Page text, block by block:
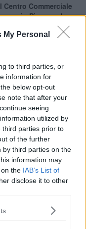
My Personal
to third parties, or
information for
below opt-out
note that after your
seeing
utilized by
third parties prior to
of the further
by third parties on the
information may
the IAB’s List of
disclose it to other
Centro Commerciale
Pisa, con la
Pisano, il patrocinio e il
il patrocinio del
Camera di
Pisa, Sib
a conferma di
Naturale,
dell’evento. "È stato
è andata oltre ogni
pubblico davvero
scorso anno.
con un’affluenza
assegno di 300 euro
comprende la Scuola